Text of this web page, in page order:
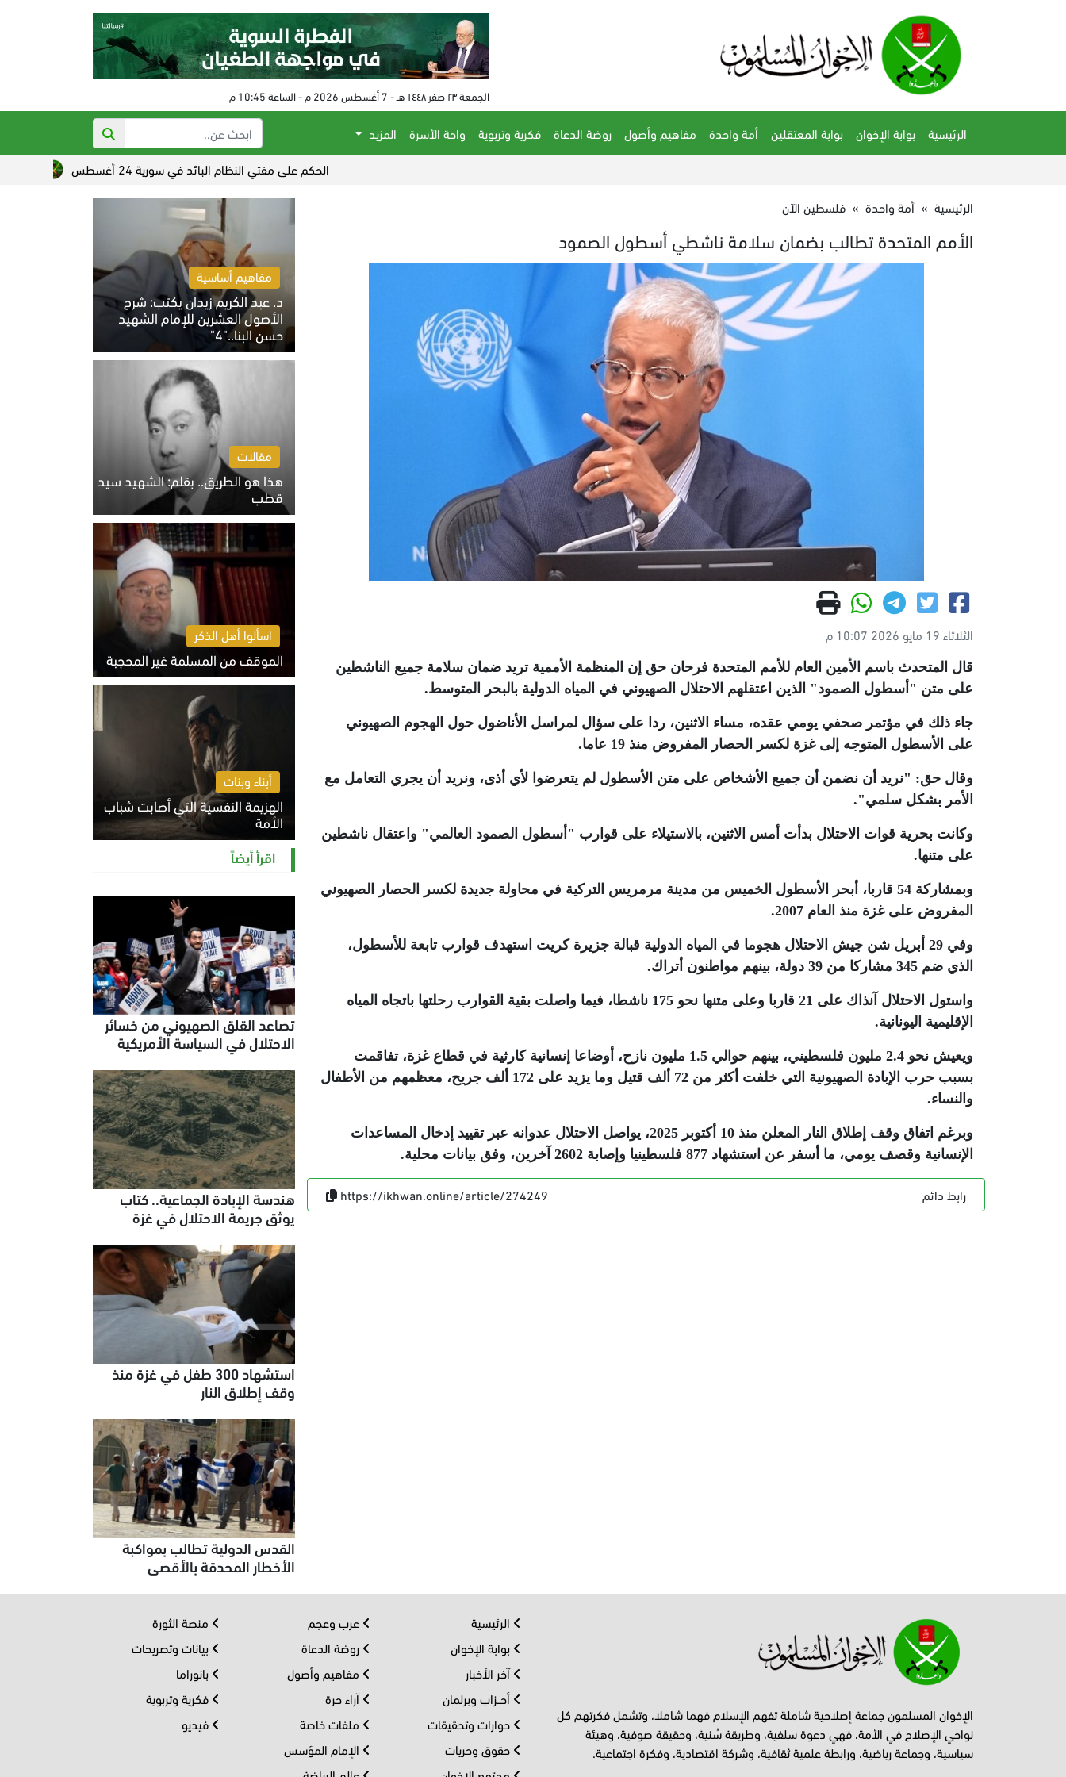
الجمعة ٢٣ صفر ١٤٤٨ هـ - 7 أغسطس 2026 م - الساعة 10:45 م
الرئيسية بوابة الإخوان بوابة المعتقلين أمة واحدة مفاهيم وأصول روضة الدعاة فكرية وتربوية واحة الأسرة
المزيد
الحكم على مفتي النظام البائد في سورية 24 أغسطس
تصاعد القلق
الرئيسية » أمة واحدة » فلسطين الآن
الأمم المتحدة تطالب بضمان سلامة ناشطي أسطول الصمود
الثلاثاء 19 مايو 2026 10:07 م
قال المتحدث باسم الأمين العام للأمم المتحدة فرحان حق إن المنظمة الأممية تريد ضمان سلامة جميع الناشطين
على متن "أسطول الصمود" الذين اعتقلهم الاحتلال الصهيوني في المياه الدولية بالبحر المتوسط.
جاء ذلك في مؤتمر صحفي يومي عقده، مساء الاثنين، ردا على سؤال لمراسل الأناضول حول الهجوم الصهيوني
على الأسطول المتوجه إلى غزة لكسر الحصار المفروض منذ 19 عاما
.
وقال حق: "نريد أن نضمن أن جميع الأشخاص على متن الأسطول لم يتعرضوا لأي أذى، ونريد أن يجري التعامل مع
الأمر بشكل سلمي".
وكانت بحرية قوات الاحتلال بدأت أمس الاثنين، بالاستيلاء على قوارب "أسطول الصمود العالمي" واعتقال ناشطين
على متنها.
وبمشاركة 54 قاربا، أبحر الأسطول الخميس من مدينة مرمريس التركية في محاولة جديدة لكسر الحصار الصهيوني
المفروض على غزة منذ العام 2007
.
وفي 29 أبريل شن جيش الاحتلال هجوما في المياه الدولية قبالة جزيرة كريت استهدف قوارب تابعة للأسطول،
الذي ضم 345 مشاركا من 39 دولة، بينهم مواطنون أتراك
.
واستول الاحتلال آنذاك على 21 قاربا وعلى متنها نحو 175 ناشطا، فيما واصلت بقية القوارب رحلتها باتجاه المياه
الإقليمية اليونانية.
ويعيش نحو 2.4 مليون فلسطيني، بينهم حوالي 1.5 مليون نازح، أوضاعا إنسانية كارثية في قطاع غزة، تفاقمت
بسبب حرب الإبادة الصهيونية التي خلفت أكثر من 72 ألف قتيل وما يزيد على 172 ألف جريح، معظمهم من الأطفال
والنساء.
وبرغم اتفاق وقف إطلاق النار المعلن منذ 10 أكتوبر 2025، يواصل الاحتلال عدوانه عبر تقييد إدخال المساعدات
الإنسانية وقصف يومي، ما أسفر عن استشهاد 877 فلسطينيا وإصابة 2602 آخرين، وفق بيانات محلية
.
رابط دائم https://ikhwan.online/article/274249
مفاهيم أساسية
د. عبد الكريم زيدان يكتب: شرح
الأصول العشرين للإمام الشهيد
حسن البنا.."4"
الخميس 6 أغسطس 2026 10:27 ص
مقالات
هذا هو الطريق.. بقلم: الشهيد سيد
قطب
الخميس 6 أغسطس 2026 10:52 ص
اسألوا أهل الذكر
الموقف من المسلمة غير المحجبة
الخميس 6 أغسطس 2026 10:45 ص
أبناء وبنات
الهزيمة النفسية التي أصابت شباب
الأمة
الخميس 6 أغسطس 2026 11:12 ص
اقرأ أيضاً
تصاعد القلق الصهيوني من خسائر
الاحتلال في السياسة الأمريكية
هندسة الإبادة الجماعية.. كتاب
يوثق جريمة الاحتلال في غزة
استشهاد 300 طفل في غزة منذ
وقف إطلاق النار
القدس الدولية تطالب بمواكبة
الأخطار المحدقة بالأقصى
الإخوان المسلمون جماعة إصلاحية شاملة تفهم الإسلام فهما شاملا، وتشمل فكرتهم كل
نواحي الإصلاح في الأمة، فهي دعوة سلفية، وطريقة سُنية، وحقيقة صوفية، وهيئة
سياسية، وجماعة رياضية، ورابطة علمية ثقافية، وشركة اقتصادية، وفكرة اجتماعية.
الرئيسية
بوابة الإخوان
آخر الأخبار
أحــزاب وبرلمان
حوارات وتحقيقات
حقوق وحريات
عرب وعجم
روضة الدعاة
مفاهيم وأصول
آراء حرة
ملفات خاصة
الإمام المؤسس
منصة الثورة
بيانات وتصريحات
بانوراما
فكرية وتربوية
فيديو